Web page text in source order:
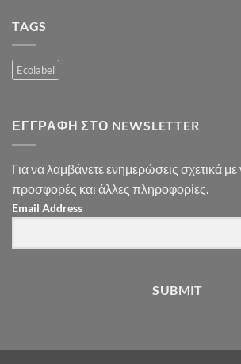
TAGS
Ecolabel
ΕΓΓΡΑΦΉ ΣΤΟ NEWSLETTER
Για να λαμβάνετε ενημερώσεις σχετικά
προσφορές και άλλες πληροφορίες.
Email Address
SUBMIT